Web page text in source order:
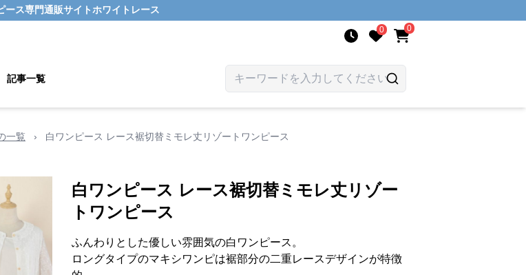
ース専門通販サイトホワイトレース
0 0
記事一覧
一覧 › 白ワンピース レース裾切替ミモレ丈リゾートワンピース
白ワンピース レース裾切替ミモレ丈リゾー
トワンピース
ふんわりとした優しい雰囲気の白ワンピース。
ロングタイプのマキシワンピは裾部分の二重レースデザインが特徴